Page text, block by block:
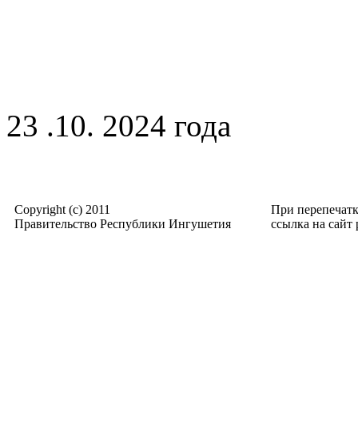
23 .10. 2024 года
Copyright (c) 2011
Правительство Республики Ингушетия
При
ссылка на сайт